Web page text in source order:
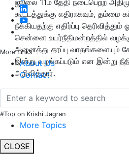
More Links
About Us
Contact
#Top on Krishi Jagran
More Topics
CLOSE
கூட்டத்துக்கு எதிராகவும், தம்மை
நீக்கியதற்கு எதிர்ப்பு
சென்னை உயர்நீதிமன்றத்தில்
அனைத்து தரப்பு வாதங்களையும்
இன்று வழங்கப்படும் என இன்று
அறிவித்தார்.